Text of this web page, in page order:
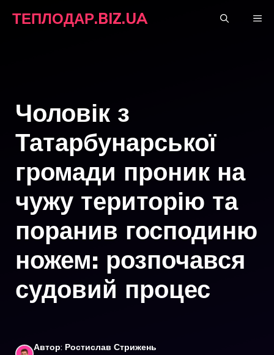
ТЕПЛОДАР.BIZ.UA
Чоловік з
Татарбунарської
громади проник на
чужу територію та
поранив господиню
ножем: розпочався
судовий процес
Автор: Ростислав Стрижень